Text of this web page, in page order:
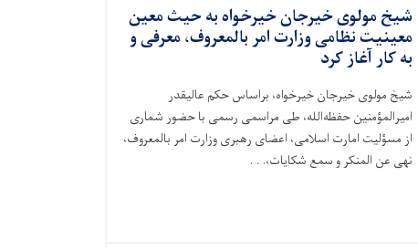
شیخ مولوی خیرجان خیرخواه به حیث معین
معینیت نظامی وزارت امر بالمعروف، معرفی و
به کار آغاز کرد
شیخ مولوی خیرجان خیرخواه، براساس حکم عالیقدر
امیرالمؤمنین حفظه‌الله، طی مراسمی رسمی با حضور شماری
از مسؤلیت امارت اسلامی، اعضای رهبری وزارت امر بالمعروف،
نهی عن المنکر و سمع شکایات،. . .